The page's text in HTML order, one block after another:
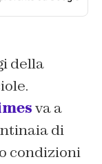
della
va a
di
condizioni